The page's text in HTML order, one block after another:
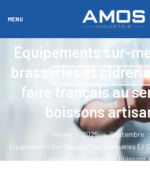
MENU
Équipements sur-
brasseries et
faire français au
boissons
Home 2025 Septembre
Équipements Sur-Mesure Pour Brasseries Et
Français Au Service Des Boissons